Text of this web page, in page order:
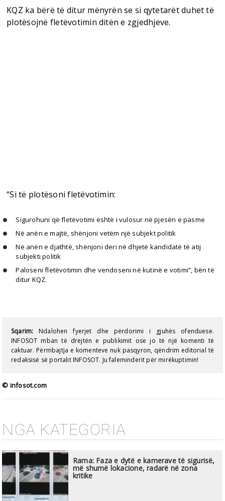
KQZ ka bërë të ditur mënyrën se si qytetarët duhet të
plotësojnë fletëvotimin ditën e zgjedhjeve.
“Si të plotësoni fletëvotimin:
Sigurohuni që fletëvotimi është i vulosur në pjesën e pasme
Në anën e majtë, shënjoni vetëm një subjekt politik
Në anën e djathtë, shënjoni deri në dhjetë kandidatë të atij
subjekti politik
Paloseni fletëvotimin dhe vendoseni në kutinë e votimi”, bën të
ditur KQZ.
Sqarim: Ndalohen fyerjet dhe përdorimi i gjuhës ofenduese.
INFOSOT mban të drejtën e publikimit ose jo të një komenti të
caktuar. Përmbajtja e komenteve nuk pasqyron, qëndrim editorial të
redaksisë së portalit INFOSOT. Ju faleminderit për mirëkuptimin!
© infosot.com
NGA KATEGORIA
Rama: Faza e dytë e kamerave të sigurisë,
më shumë lokacione, radarë në zona
kritike